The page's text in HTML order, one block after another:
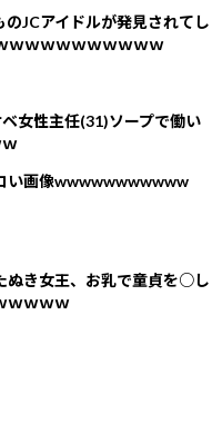
のJCアイドルが発見されてし
ｗｗｗｗｗｗｗｗｗｗ
女性主任(31)ソープで働い
い画像wwwwwwwwwww
ぬき女王、お乳で童貞を○し
ｗｗｗｗ